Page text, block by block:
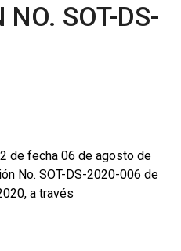
NO. SOT-DS-
de fecha 06 de agosto de
No. SOT-DS-2020-006 de
a través